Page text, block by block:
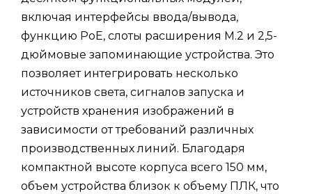
включая интерфейсы ввода/вывода,
функцию PoE, слоты расширения M.2 и 2,5-
дюймовые запоминающие устройства. Это
позволяет интегрировать несколько
источников света, сигналов запуска и
устройств хранения изображений в
зависимости от требований различных
производственных линий. Благодаря
компактной высоте корпуса всего 150 мм,
объем устройства близок к объему ПЛК, что